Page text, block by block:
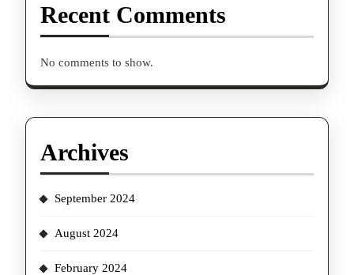
Recent Comments
No comments to show.
Archives
September 2024
August 2024
February 2024